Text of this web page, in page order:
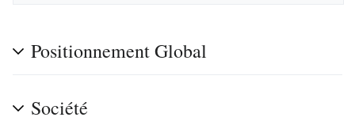
Positionnement Global
Société